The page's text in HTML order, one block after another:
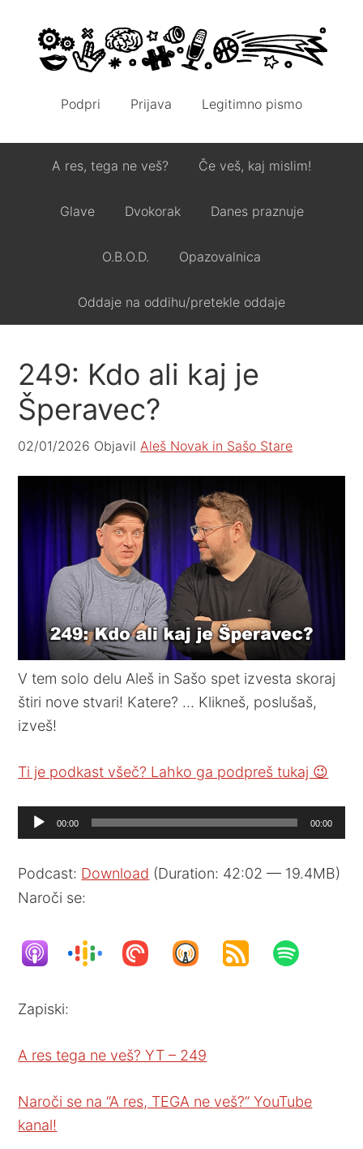
Podpri Prijava Legitimno pismo
A res, tega ne veš? Če veš, kaj mislim!
Glave Dvokorak Danes praznuje
O.B.O.D. Opazovalnica
Oddaje na oddihu/pretekle oddaje
249: Kdo ali kaj je
Šperavec?
02/01/2026 ObjavilAleš Novak in Sašo Stare
V tem solo delu Aleš in Sašo spet izvesta skoraj
štiri nove stvari! Katere? … Klikneš, poslušaš,
izveš!
Ti je podkast všeč? Lahko ga podpreš tukaj 😉
Audio
Player
00:00 00:00
Podcast: Download (Duration: 42:02 — 19.4MB)
Naroči se:
Zapiski:
A res tega ne veš? YT – 249
Naroči se na “A res, TEGA ne veš?” YouTube
kanal!